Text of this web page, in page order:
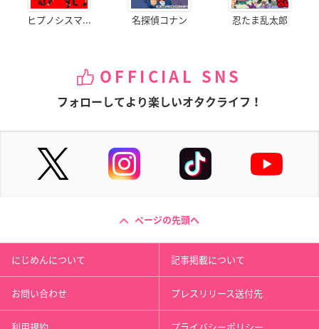
ヒプノシスマ... 名探偵コナン 忍たま乱太郎
OFFICIAL SNS
フォローしてより楽しいオタクライフ！
ページの先頭へ
にじめんについて 記事掲載について
お問い合わせ プレスリリース送付先